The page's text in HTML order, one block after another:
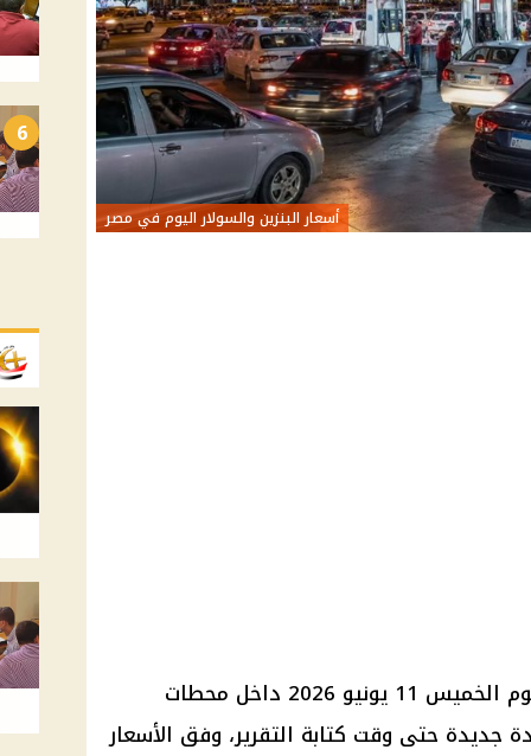
أسعار البنزين والسولار اليوم في مصر
استقرت أسعار البنزين والسولار اليوم الخميس 11 يونيو 2026 داخل محطات
جديدة حتى وقت كتابة التقرير، وفق الأسعار
6